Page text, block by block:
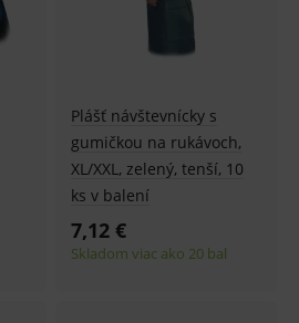
Plášť návštevnícky s
gumičkou na rukávoch,
XL/XXL, zelený, tenší, 10
ks v balení
7,12 €
Skladom viac ako 20 bal